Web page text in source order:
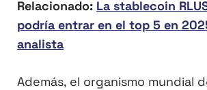
Relacionado: La stablecoin
podría entrar en el top 5 en
analista
Además, el organismo mundial